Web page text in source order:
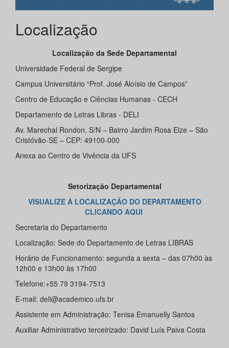
Localização
Localização da Sede Departamental
Universidade Federal de Sergipe
Campus Universitário “Prof. José Aloísio de Campos”
Centro de Educação e Ciências Humanas - CECH
Departamento de Letras Libras - DELI
Av. Marechal Rondon, S/N – Bairro Jardim Rosa Elze – São
Cristóvão-SE – CEP: 49100-000
Anexa ao Centro de Vivência da UFS
Setorização Departamental
VISUALIZE A LOCALIZAÇÃO DO DEPARTAMENTO
CLICANDO AQUI
Secretaria do Departamento
Localização: Sede do Departamento de Letras LIBRAS
Horário de Funcionamento: segunda a sexta – das 07h00 às
12h00 e 13h00 às 17h00
Telefone:+55 79 3194-7513
E-mail: deli@academico.ufs.br
Assistente em Administração: Tenisa Emanuelly Santos
Auxiliar Administrativo terceirizado: David Luís Paiva Costa